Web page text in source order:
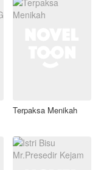
Terpaksa Menikah